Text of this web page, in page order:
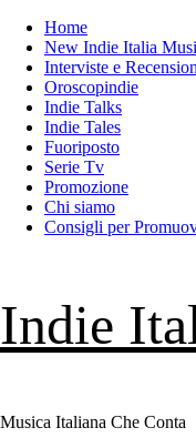
Skip
content
Home
New Indie Italia
Interviste e
Oroscopindie
Indie Talks
Indie Tales
Fuoriposto
Serie Tv
Promozione
Chi siamo
Consigli per
Indie
Musica Italiana Che Conta